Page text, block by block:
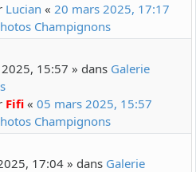
Lucian « 20 mars 2025, 17:17
Champignons
15:57 » dans Galerie
Fifi « 05 mars 2025, 15:57
Champignons
17:04 » dans Galerie